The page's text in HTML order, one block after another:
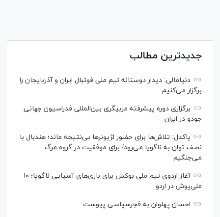
جدیدترین مطالب
دنیامالی: دیدار دوستانه تیم ملی فوتبال ایران و آذربایجان را
برگزار می‌کنیم
برگزاری دوره پیشرفته مربیگری بین‌المللی فدراسیون جهانی
جودو در ایران
پاکدل: تلاش‌ها برای حضور لژیونر‌ها بی‌نتیجه ماند؛ هندبال با
نصف توان به ناگویا می‌رود/ برای موفقیت در گروه مرگ
می‌جنگیم
آغاز اردوی تیم ملی بوکس برای بازی‌های آسیایی ناگویا؛ ۱۰
ملی‌پوش در اردو
احسان پهلوان به فجرسپاسی پیوست